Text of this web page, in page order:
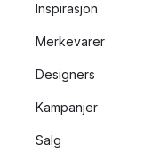
Inspirasjon
Merkevarer
Designers
Kampanjer
Salg